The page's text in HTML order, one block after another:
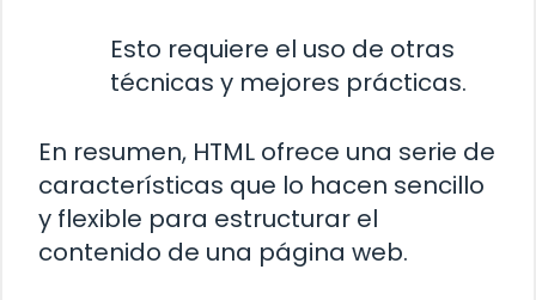
Esto requiere el uso de otras
técnicas y mejores prácticas.
En resumen, HTML ofrece una serie de
características que lo hacen sencillo
y flexible para estructurar el
contenido de una página web.